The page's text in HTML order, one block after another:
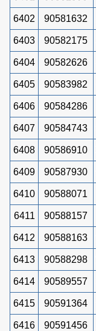
6402 90581632
6403 90582175
6404 90582626
6405 90583982
6406 90584286
6407 90584743
6408 90586910
6409 90587930
6410 90588071
6411 90588157
6412 90588163
6413 90588298
6414 90589557
6415 90591364
6416 90591456